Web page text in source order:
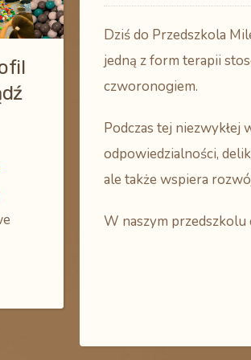
Dziś do Przedszkola
jedną z form terapii
czworonogiem.
Podczas tej niezwykłej
odpowiedzialności,
ale także wspiera
W naszym